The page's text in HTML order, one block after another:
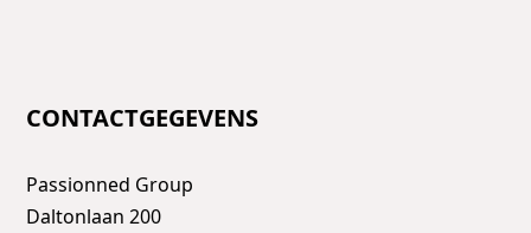
CONTACTGEGEVENS
Passionned Group
Daltonlaan 200